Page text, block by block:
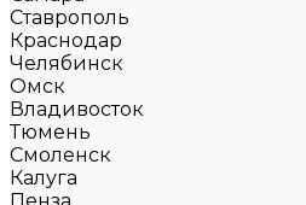
Ставрополь
Краснодар
Челябинск
Омск
Владивосток
Тюмень
Смоленск
Калуга